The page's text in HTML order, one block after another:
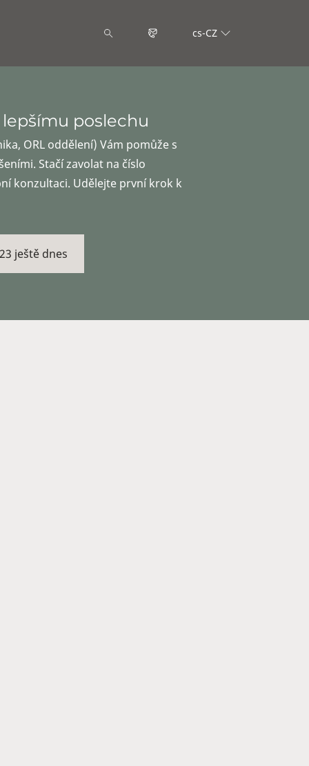
cs-CZ
poslechu
ORL oddělení) Vám pomůže s
Stačí zavolat na číslo
konzultaci. Udělejte první krok k
ještě dnes